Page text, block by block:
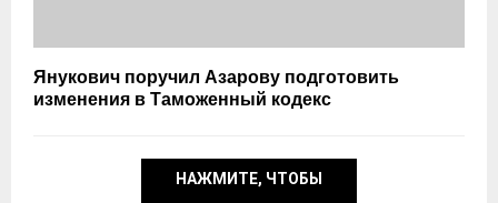
Янукович поручил Азарову подготовить
изменения в Таможенный кодекс
НАЖМИТЕ, ЧТОБЫ